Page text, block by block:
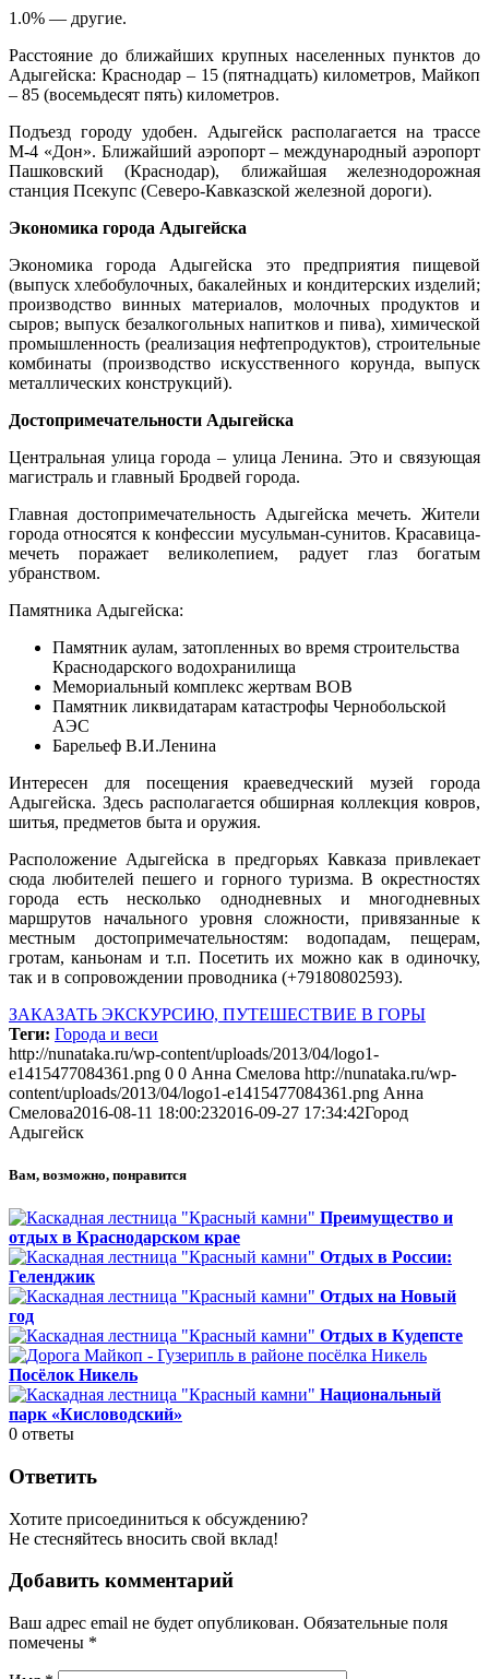
1.0% — другие.
Расстояние до ближайших крупных населенных пунктов до
Адыгейска: Краснодар – 15 (пятнадцать) километров, Майкоп
– 85 (восемьдесят пять) километров.
Подъезд городу удобен. Адыгейск располагается на трассе
М-4 «Дон». Ближайший аэропорт – международный аэропорт
Пашковский (Краснодар), ближайшая железнодорожная
станция Псекупс (Северо-Кавказской железной дороги).
Экономика города Адыгейска
Экономика города Адыгейска это предприятия пищевой
(выпуск хлебобулочных, бакалейных и кондитерских изделий;
производство винных материалов, молочных продуктов и
сыров; выпуск безалкогольных напитков и пива), химической
промышленность (реализация нефтепродуктов), строительные
комбинаты (производство искусственного корунда, выпуск
металлических конструкций).
Достопримечательности Адыгейска
Центральная улица города – улица Ленина. Это и связующая
магистраль и главный Бродвей города.
Главная достопримечательность Адыгейска мечеть. Жители
города относятся к конфессии мусульман-сунитов. Красавица-
мечеть поражает великолепием, радует глаз богатым
убранством.
Памятника Адыгейска:
Памятник аулам, затопленных во время строительства
Краснодарского водохранилища
Мемориальный комплекс жертвам ВОВ
Памятник ликвидатарам катастрофы Чернобольской
АЭС
Барельеф В.И.Ленина
Интересен для посещения краеведческий музей города
Адыгейска. Здесь располагается обширная коллекция ковров,
шитья, предметов быта и оружия.
Расположение Адыгейска в предгорьях Кавказа привлекает
сюда любителей пешего и горного туризма. В окрестностях
города есть несколько однодневных и многодневных
маршрутов начального уровня сложности, привязанные к
местным достопримечательностям: водопадам, пещерам,
гротам, каньонам и т.п. Посетить их можно как в одиночку,
так и в сопровождении проводника (+79180802593).
ЗАКАЗАТЬ ЭКСКУРСИЮ, ПУТЕШЕСТВИЕ В ГОРЫ
Теги: Города и веси
http://nunataka.ru/wp-content/uploads/2013/04/logo1-
e1415477084361.png 0 0 Анна Смелова http://nunataka.ru/wp-
content/uploads/2013/04/logo1-e1415477084361.png Анна
Смелова2016-08-11 18:00:232016-09-27 17:34:42Город
Адыгейск
Вам, возможно, понравится
Преимущество и
отдых в Краснодарском крае
Отдых в России:
Геленджик
Отдых на Новый
год
Отдых в Кудепсте
Посёлок Никель
Национальный
парк «Кисловодский»
0 ответы
Ответить
Хотите присоединиться к обсуждению?
Не стесняйтесь вносить свой вклад!
Добавить комментарий
Ваш адрес email не будет опубликован. Обязательные поля
помечены *